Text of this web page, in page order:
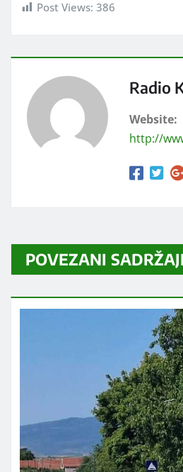
Post Views: 386
Radio
Website:
http://
POVEZANI SADRŽAJI